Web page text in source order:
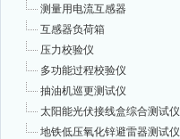
测量用电流互感器
互感器负荷箱
压力校验仪
多功能过程校验仪
抽油机巡更测试仪
太阳能光伏接线盒综合测试仪
地铁低压氧化锌避雷器测试仪